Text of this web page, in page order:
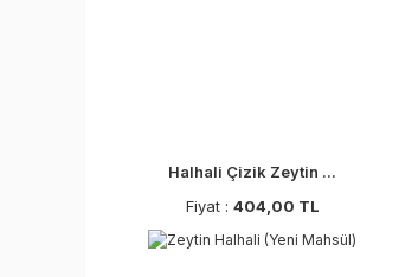
Halhali Çizik Zeytin ...
Fiyat : 404,00 TL